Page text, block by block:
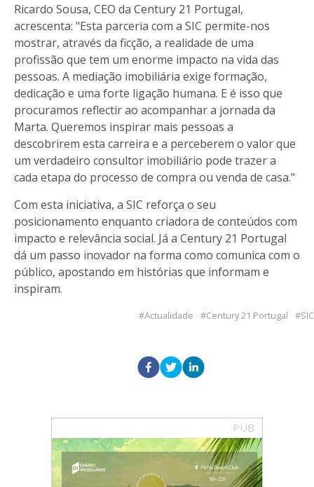
Ricardo Sousa, CEO da Century 21 Portugal,
acrescenta: "Esta parceria com a SIC permite-nos
mostrar, através da ficção, a realidade de uma
profissão que tem um enorme impacto na vida das
pessoas. A mediação imobiliária exige formação,
dedicação e uma forte ligação humana. E é isso que
procuramos reflectir ao acompanhar a jornada da
Marta. Queremos inspirar mais pessoas a
descobrirem esta carreira e a perceberem o valor que
um verdadeiro consultor imobiliário pode trazer a
cada etapa do processo de compra ou venda de casa."
Com esta iniciativa, a SIC reforça o seu
posicionamento enquanto criadora de conteúdos com
impacto e relevância social. Já a Century 21 Portugal
dá um passo inovador na forma como comunica com o
público, apostando em histórias que informam e
inspiram.
Actualidade Century 21 Portugal SIC
PUB